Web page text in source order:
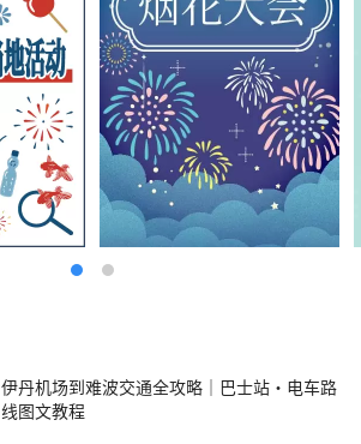
伊丹机场到难波交通全攻略｜巴士站・电车路
线图文教程